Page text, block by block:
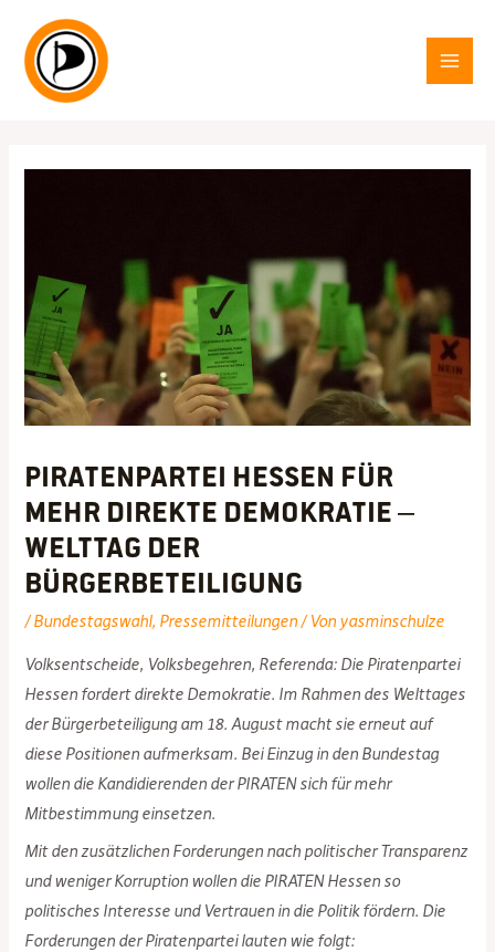
Inhalt
springen
Piratenpartei Hessen für
mehr direkte Demokratie –
Welttag der
Bürgerbeteiligung
/Bundestagswahl, Pressemitteilungen/ Von yasminschulze
Volksentscheide, Volksbegehren, Referenda: Die Piratenpartei
Hessen fordert direkte Demokratie. Im Rahmen des Welttages
der Bürgerbeteiligung am 18. August macht sie erneut auf
diese Positionen aufmerksam. Bei Einzug in den Bundestag
wollen die Kandidierenden der PIRATEN sich für mehr
Mitbestimmung einsetzen.
Mit den zusätzlichen Forderungen nach politischer Transparenz
und weniger Korruption wollen die PIRATEN Hessen so
politisches Interesse und Vertrauen in die Politik fördern. Die
Forderungen der Piratenpartei lauten wie folgt: